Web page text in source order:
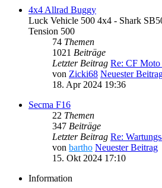
4x4 Allrad Buggy
Luck Vehicle 500 4x4 - Shark
Tension 500
74 Themen
1021 Beiträge
Letzter Beitrag Re: CF
von Zicki68 Neuester
18. Apr 2024 19:36
Secma F16
22 Themen
347 Beiträge
Letzter Beitrag Re:
von bartho Neuester Beitrag
15. Okt 2024 17:10
Information